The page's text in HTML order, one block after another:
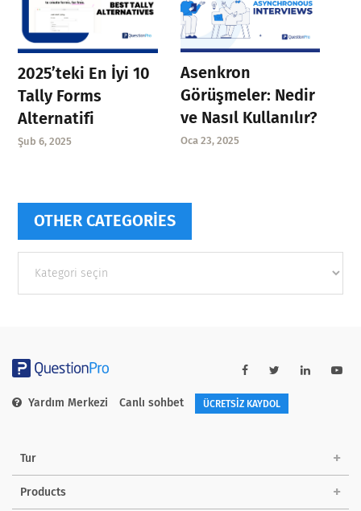
2025’teki En İyi 10
Tally Forms
Alternatifi
Şub 6, 2025
Asenkron
Görüşmeler: Nedir
ve Nasıl Kullanılır?
Oca 23, 2025
OTHER CATEGORIES
categories
Yardım Merkezi Canlı sohbet ÜCRETSİZ KAYDOL
Tur
Products